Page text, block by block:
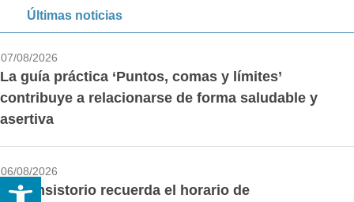
Abrir barra de herramientas
Últimas noticias
07/08/2026
La guía práctica ‘Puntos, comas y límites’
contribuye a relacionarse de forma saludable y
asertiva
06/08/2026
El Consistorio recuerda el horario de